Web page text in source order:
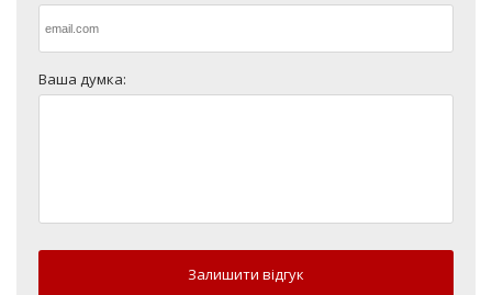
Ваша думка:
Залишити відгук